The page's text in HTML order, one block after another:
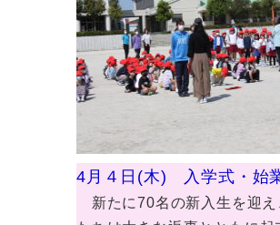
4月４日(木) 入学式・始
新たに70名の新入生を迎え